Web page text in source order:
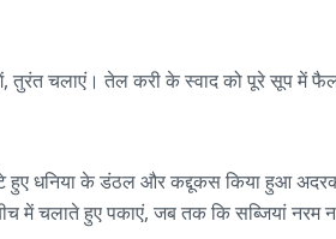
चलाएं। तेल करी के स्वाद को पूरे सूप में
हुए धनिया के डंठल और कद्दूकस किया हुआ
में चलाते हुए पकाएं, जब तक कि सब्जियां